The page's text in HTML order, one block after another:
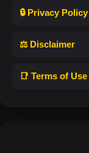
🔒 Privacy Policy
⚖️ Disclaimer
📑 Terms of Use